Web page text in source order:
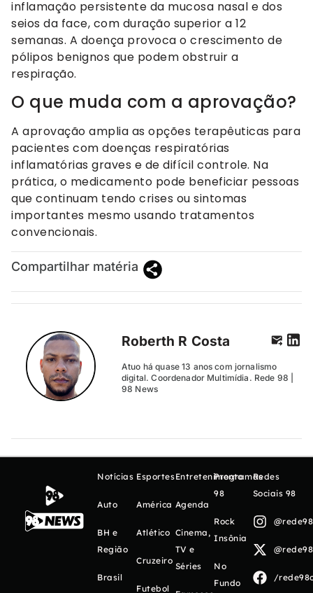
inflamação persistente da mucosa nasal e dos
seios da face, com duração superior a 12
semanas. A doença provoca o crescimento de
pólipos benignos que podem obstruir a
respiração.
O que muda com a aprovação?
A aprovação amplia as opções terapêuticas para
pacientes com doenças respiratórias
inflamatórias graves e de difícil controle. Na
prática, o medicamento pode beneficiar pessoas
que continuam tendo crises ou sintomas
importantes mesmo usando tratamentos
convencionais.
Compartilhar matéria
Roberth R Costa
Atuo há quase 13 anos com jornalismo
digital. Coordenador Multimídia. Rede 98 |
98 News
Notícias
Auto
BH e
Região
Brasil
Esportes
América
Atlético
Cruzeiro
Futebol
Entretenimento
Agenda
Cinema,
TV e
Séries
Programas
98
Rock
Insônia
No
Fundo
Redes
Sociais 98
/